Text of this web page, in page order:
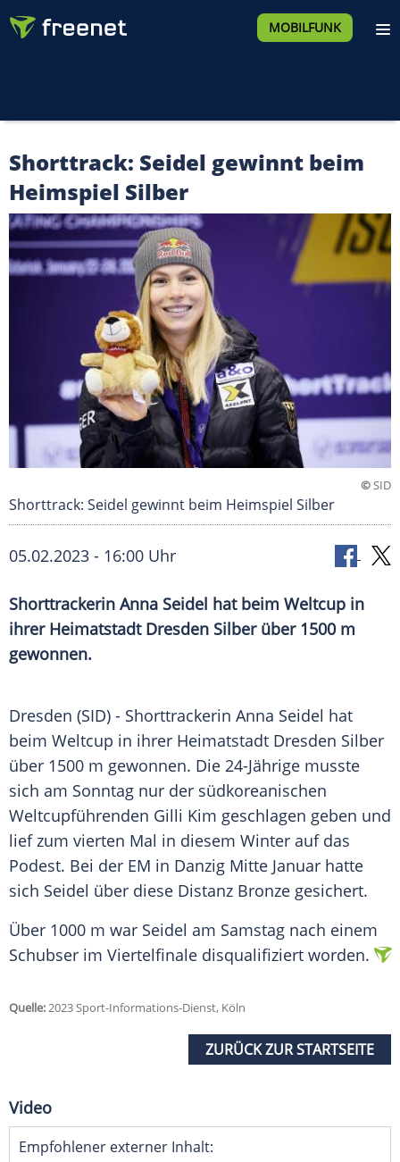
MOBILFUNK
Shorttrack: Seidel gewinnt beim
Heimspiel Silber
©SID
Shorttrack: Seidel gewinnt beim Heimspiel Silber
05.02.2023 - 16:00 Uhr
Shorttrackerin Anna Seidel hat beim Weltcup in
ihrer Heimatstadt Dresden Silber über 1500 m
gewonnen.
Dresden (SID) - Shorttrackerin Anna Seidel hat
beim Weltcup in ihrer Heimatstadt Dresden Silber
über 1500 m gewonnen. Die 24-Jährige musste
sich am Sonntag nur der südkoreanischen
Weltcupführenden Gilli Kim geschlagen geben und
lief zum vierten Mal in diesem Winter auf das
Podest. Bei der EM in Danzig Mitte Januar hatte
sich Seidel über diese Distanz Bronze gesichert.
Über 1000 m war Seidel am Samstag nach einem
Schubser im Viertelfinale disqualifiziert worden.
Quelle:2023 Sport-Informations-Dienst, Köln
ZURÜCK ZUR STARTSEITE
Video
Empfohlener externer Inhalt: